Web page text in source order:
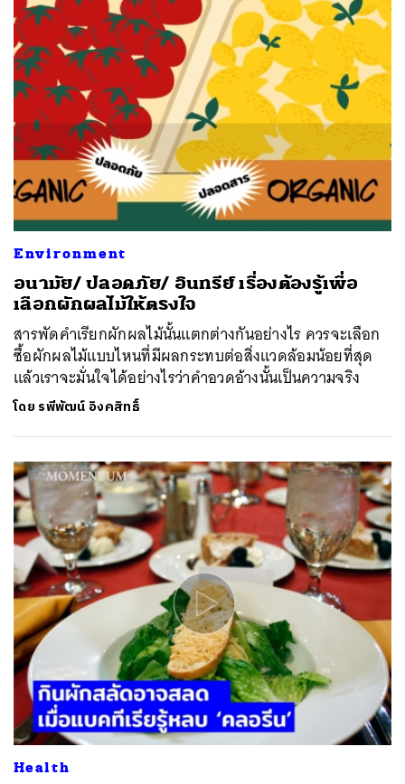
Environment
อนามัย/ ปลอดภัย/ อินทรีย์ เรื่องต้องรู้เพื่อ
เลือกผักผลไม้ให้ตรงใจ
สารพัดคำเรียกผักผลไม้นั้นแตกต่างกันอย่างไร ควรจะเลือก
ซื้อผักผลไม้แบบไหนที่มีผลกระทบต่อสิ่งแวดล้อมน้อยที่สุด
แล้วเราจะมั่นใจได้อย่างไรว่าคำอวดอ้างนั้นเป็นความจริง
โดย รพีพัฒน์ อิงคสิทธิ์
Health